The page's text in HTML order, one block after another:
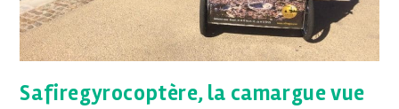
Safiregyrocoptère, la camargue vue